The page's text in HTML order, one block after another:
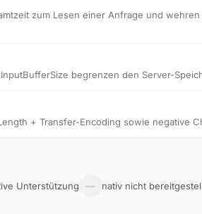
zum Lesen einer Anfrage und
begrenzen den Server-
+ Transfer-Encoding sowie negative
Unterstützung — nativ nicht